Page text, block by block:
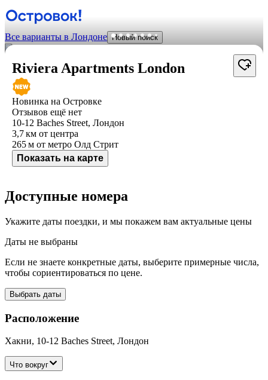
Все варианты в Лондоне Новый поиск
Riviera Apartments London
Новинка на Островке
Отзывов ещё нет
10-12 Baches Street, Лондон
3,7 км от центра
265 м от метро Олд Стрит
Показать на карте
Доступные номера
Укажите даты поездки, и мы покажем вам актуальные цены
Даты не выбраны
Если не знаете конкретные даты, выберите примерные числа,
чтобы сориентироваться по цене.
Выбрать даты
Расположение
Хакни, 10-12 Baches Street, Лондон
Что вокруг